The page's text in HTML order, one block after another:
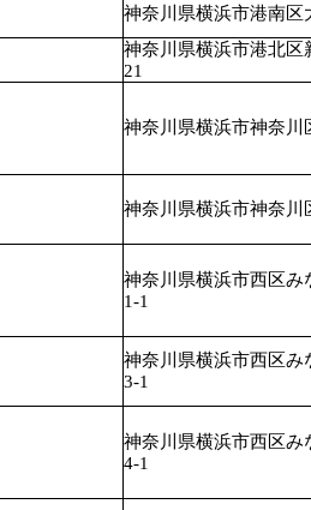
神奈川県横浜市港南区
神奈川県横浜市港北区
21
神奈川県横浜市神奈川
神奈川県横浜市神奈川
神奈川県横浜市西区み
1-1
神奈川県横浜市西区み
3-1
神奈川県横浜市西区み
4-1